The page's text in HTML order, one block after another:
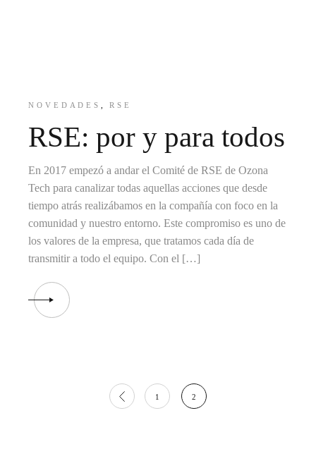
NOVEDADES RSE
RSE: por y para todos
En 2017 empezó a andar el Comité de RSE de Ozona
Tech para canalizar todas aquellas acciones que desde
tiempo atrás realizábamos en la compañía con foco en la
comunidad y nuestro entorno. Este compromiso es uno de
los valores de la empresa, que tratamos cada día de
transmitir a todo el equipo. Con el […]
Paginación1 2